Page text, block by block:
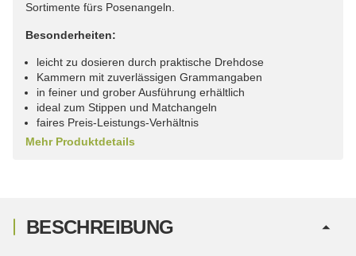
Sortimente fürs Posenangeln.
Besonderheiten:
leicht zu dosieren durch praktische Drehdose
Kammern mit zuverlässigen Grammangaben
in feiner und grober Ausführung erhältlich
ideal zum Stippen und Matchangeln
faires Preis-Leistungs-Verhältnis
Mehr Produktdetails
BESCHREIBUNG